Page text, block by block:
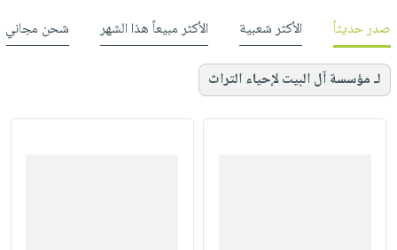
صدر حديثاً الأكثر شعبية الأكثر مبيعاً هذا الشهر شحن مجاني
لـ مؤسسة آل البيت لإحياء التراث